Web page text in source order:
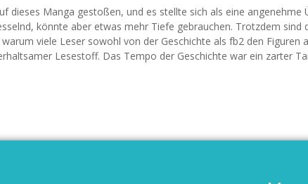
dieses Manga gestoßen, und es stellte sich als eine angenehme
könnte aber etwas mehr Tiefe gebrauchen. Trotzdem sind
viele Leser sowohl von der Geschichte als fb2 den Figuren
Lesestoff. Das Tempo der Geschichte war ein zarter